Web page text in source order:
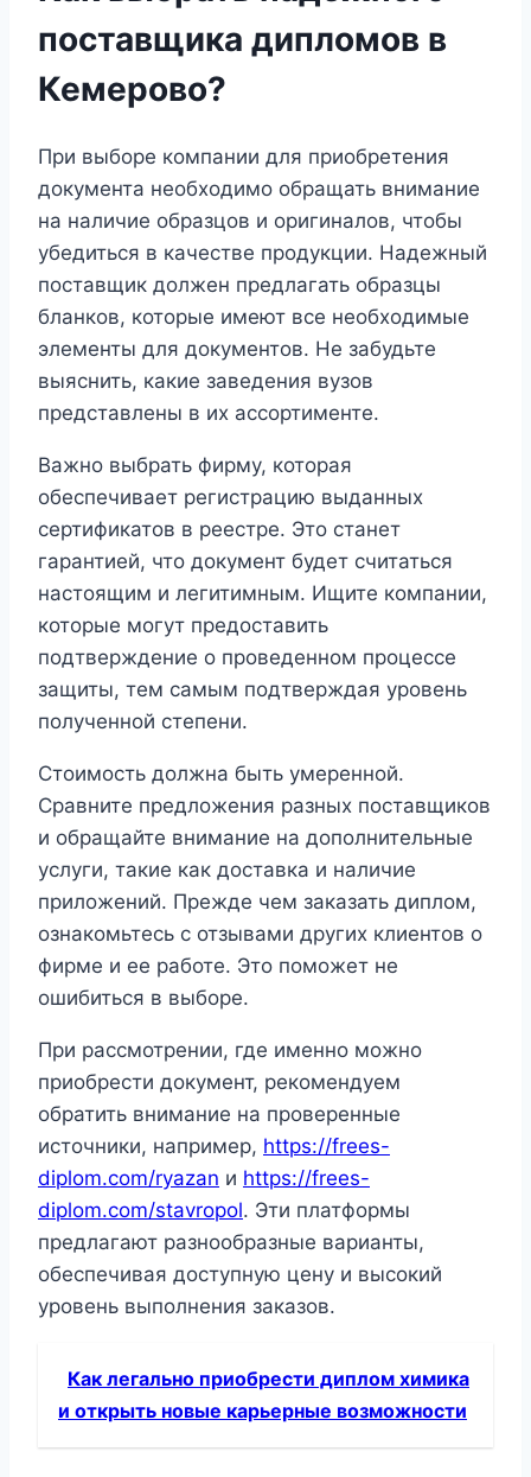
поставщика дипломов в
Кемерово?
При выборе компании для приобретения
документа необходимо обращать внимание
на наличие образцов и оригиналов, чтобы
убедиться в качестве продукции. Надежный
поставщик должен предлагать образцы
бланков, которые имеют все необходимые
элементы для документов. Не забудьте
выяснить, какие заведения вузов
представлены в их ассортименте.
Важно выбрать фирму, которая
обеспечивает регистрацию выданных
сертификатов в реестре. Это станет
гарантией, что документ будет считаться
настоящим и легитимным. Ищите компании,
которые могут предоставить
подтверждение о проведенном процессе
защиты, тем самым подтверждая уровень
полученной степени.
Стоимость должна быть умеренной.
Сравните предложения разных поставщиков
и обращайте внимание на дополнительные
услуги, такие как доставка и наличие
приложений. Прежде чем заказать диплом,
ознакомьтесь с отзывами других клиентов о
фирме и ее работе. Это поможет не
ошибиться в выборе.
При рассмотрении, где именно можно
приобрести документ, рекомендуем
обратить внимание на проверенные
источники, например, https://frees-
diplom.com/ryazan и https://frees-
diplom.com/stavropol. Эти платформы
предлагают разнообразные варианты,
обеспечивая доступную цену и высокий
уровень выполнения заказов.
Как легально приобрести диплом химика
и открыть новые карьерные возможности